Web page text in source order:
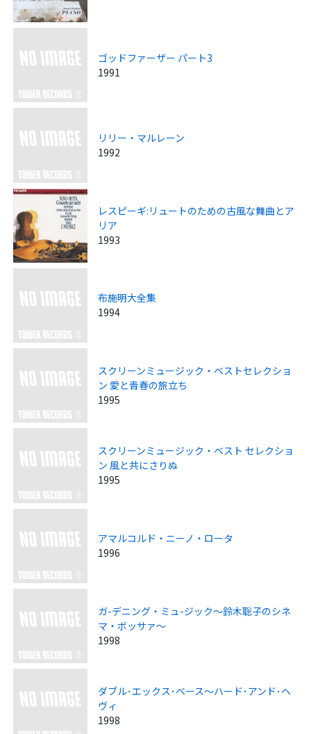
ゴッドファーザー パート3
1991
リリー・マルレーン
1992
レスピーギ:リュートのための古風な舞曲とア
リア
1993
布施明大全集
1994
スクリーンミュージック・ベストセレクショ
ン 愛と青春の旅立ち
1995
スクリーンミュージック・ベスト セレクショ
ン 風と共にさりぬ
1995
アマルコルド・ニーノ・ロータ
1996
ガ-デニング・ミュ-ジック～鈴木聡子のシネ
マ・ボッサァ～
1998
ダブル･エックス･ベース～ハード･アンド･ヘ
ヴィ
1998